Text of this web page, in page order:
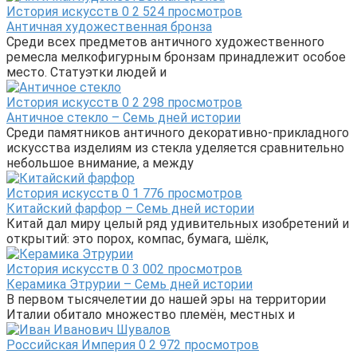
История искусств 0 2 524 просмотров
Античная художественная бронза
Среди всех предметов античного художественного
ремесла мелкофигурным бронзам принадлежит особое
место. Статуэтки людей и
История искусств 0 2 298 просмотров
Античное стекло – Семь дней истории
Среди памятников античного декоративно-прикладного
искусства изделиям из стекла уделяется сравнительно
небольшое внимание, а между
История искусств 0 1 776 просмотров
Китайский фарфор – Семь дней истории
Китай дал миру целый ряд удивительных изобретений и
открытий: это порох, компас, бумага, шёлк,
История искусств 0 3 002 просмотров
Керамика Этрурии – Семь дней истории
В первом тысячелетии до нашей эры на территории
Италии обитало множество племён, местных и
Российская Империя 0 2 972 просмотров